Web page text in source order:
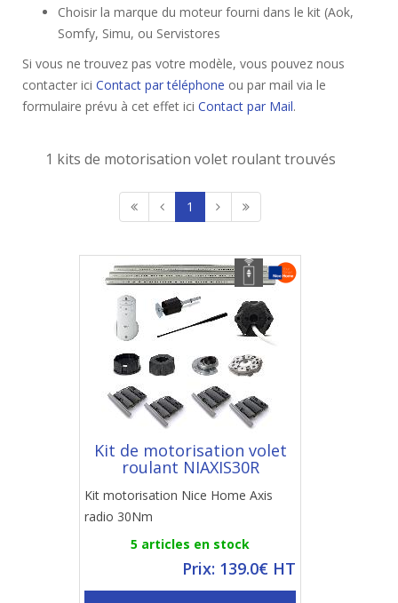
Choisir la marque du moteur fourni dans le kit (Aok,
Somfy, Simu, ou Servistores
Si vous ne trouvez pas votre modèle, vous pouvez nous
contacter ici Contact par téléphone ou par mail via le
formulaire prévu à cet effet ici Contact par Mail.
1 kits de motorisation volet roulant trouvés
1
Kit de motorisation volet
roulant NIAXIS30R
Kit motorisation Nice Home Axis
radio 30Nm
5 articles en stock
Prix: 139.0€ HT